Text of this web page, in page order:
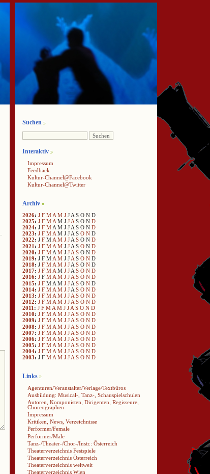
Suchen
Interaktiv
Impressum
Feedback
Kultur-Channel@Facebook
Kultur-Channel@Twitter
Archiv
2026: J F M A M J J A S O N D
2025: J F M A M J J A S O N D
2024: J F M A M J J A S O N D
2023: J F M A M J J A S O N D
2022: J F MA M J JA S O N D
2021 : J F M A M J J A S O N D
2020: J F M A M J J A S O N D
2019: J F M A M J J A S O N D
2018: J F M A M J J A S O N D
2017: J F M A M J J A S O N D
2016: J F M A M J J A S O N D
2015: J F M A M J J A S O N D
2014: J F M A M J J A S O N D
2013: J F M A M J J A S O N D
2012: J F M A M J J A S O N D
2011 : J F M A M J J A S O N D
2010: J F M A M J J A S O N D
2009: J F MA M J JA S O N D
2008: J F M A M J J A S O N D
2007: J F M A M J J A S O N D
2006: J F M A M J J A S O N D
2005: J F M A M J J A S O N D
2004: J F M A M J J A S O N D
2003: J F M A M J J A S O N D
Links
Agenturen/Veranstalter/Verlage/Textbüros
Ausbildung: Musical-, Tanz-, Schauspielschulen
Autoren, Komponisten, Dirigenten, Regisseure,
Choreographen
Impressum
Kritiken, News, Verzeichnisse
Performer/Female
Performer/Male
Tanz-/Theater-/Chor-/Instr.: Österreich
Theaterverzeichnis Festspiele
Theaterverzeichnis Österreich
Theaterverzeichnis weltweit
Theaterverzeichnis Wien